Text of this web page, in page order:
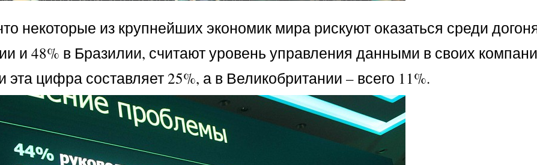
некоторые из крупнейших экономик мира рискуют оказаться среди
и 48% в Бразилии, считают уровень управления данными в своих
цифра составляет 25%, а в Великобритании – всего 11%.